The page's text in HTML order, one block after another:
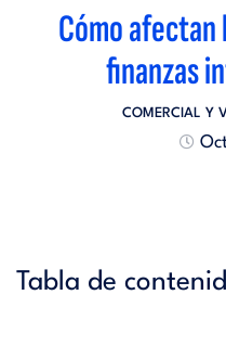
Cómo
finanzas
COMERCIAL Y
Tabla de